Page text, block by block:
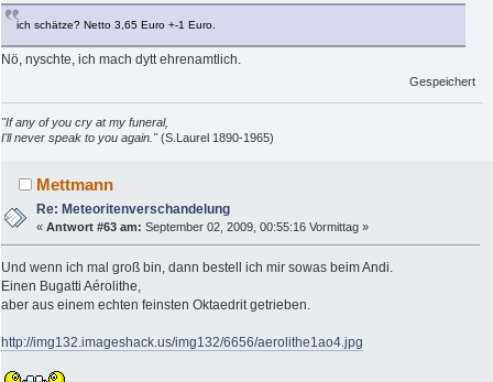
ich schätze? Netto 3,65 Euro +-1 Euro.
Nö, nyschte, ich mach dytt ehrenamtlich.
Gespeichert
"If any of you cry at my funeral,
I'll never speak to you again."(S.Laurel 1890-1965)
Mettmann
Re: Meteoritenverschandelung
«Antwort #63 am: September 02, 2009, 00:55:16 Vormittag »
Und wenn ich mal groß bin, dann bestell ich mir sowas beim Andi.
Einen Bugatti Aérolithe,
aber aus einem echten feinsten Oktaedrit getrieben.
http://img132.imageshack.us/img132/6656/aerolithe1ao4.jpg